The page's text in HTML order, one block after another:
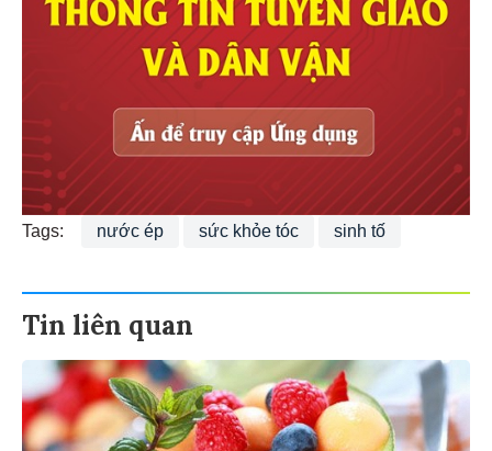
Tags: nước ép sức khỏe tóc sinh tố
Tin liên quan